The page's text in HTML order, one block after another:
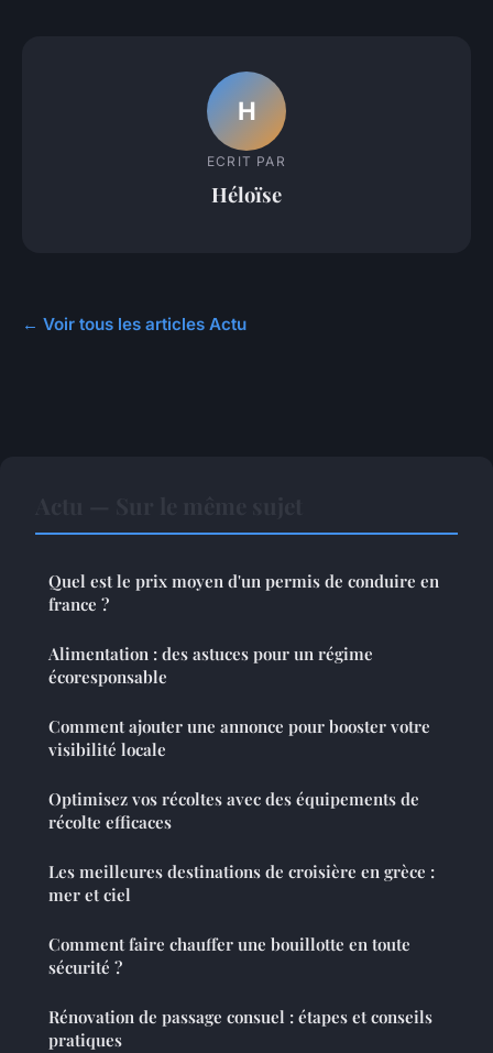
H
ECRIT PAR
Héloïse
← Voir tous les articles Actu
Quel est le prix moyen d'un permis de conduire en
france ?
Alimentation : des astuces pour un régime
écoresponsable
Comment ajouter une annonce pour booster votre
visibilité locale
Optimisez vos récoltes avec des équipements de
récolte efficaces
Les meilleures destinations de croisière en grèce :
mer et ciel
Comment faire chauffer une bouillotte en toute
sécurité ?
Rénovation de passage consuel : étapes et conseils
pratiques